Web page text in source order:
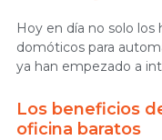
Hoy en día no solo
domóticos para
ya han empezado a
Los beneficios
oficina baratos